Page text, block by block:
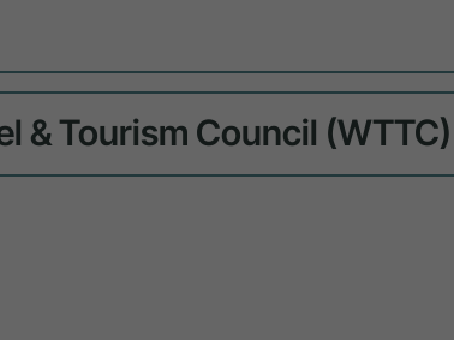
& Tourism Council (WTTC)